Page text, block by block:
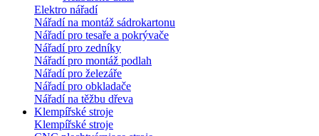
Elektro nářadí
Nářadí na montáž sádrokartonu
Nářadí pro tesaře a pokrývače
Nářadí pro zedníky
Nářadí pro montáž podlah
Nářadí pro železáře
Nářadí pro obkladače
Nářadí na těžbu dřeva
Klempířské stroje
Klempířské stroje